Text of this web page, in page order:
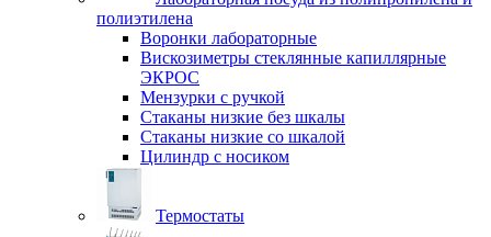
полиэтилена
Воронки лабораторные
Вискозиметры стеклянные капиллярные
ЭКРОС
Мензурки с ручкой
Стаканы низкие без шкалы
Стаканы низкие со шкалой
Цилиндр с носиком
Термостаты